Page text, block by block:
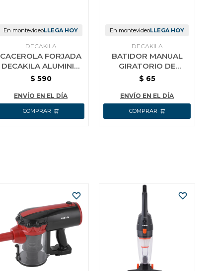
En montevideoLLEGA HOY
DECAKILA
CACEROLA FORJADA
DECAKILA ALUMINIO
16 CM
$ 590
ENVÍO EN EL DÍA
En montevideoLLEGA HOY
DECAKILA
BATIDOR MANUAL
GIRATORIO DE
COCINA AC INOX
$ 65
ENVÍO EN EL DÍA